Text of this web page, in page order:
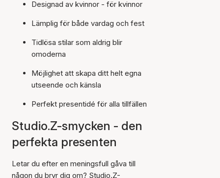
Designad av kvinnor - för kvinnor
Lämplig för både vardag och fest
Tidlösa stilar som aldrig blir
omoderna
Möjlighet att skapa ditt helt egna
utseende och känsla
Perfekt presentidé för alla tillfällen
Studio.Z-smycken - den
perfekta presenten
Letar du efter en meningsfull gåva till
någon du bryr dig om? Studio.Z-